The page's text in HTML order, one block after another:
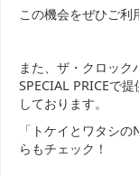
この機会をぜひご利
また、ザ・クロッ
SPECIAL PRICEで
しております。
「トケイとワタシ
らもチェック！